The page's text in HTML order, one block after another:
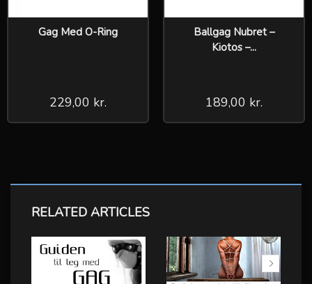
Gag Med O-Ring
229,00 kr.
Ballgag Nubret –
Kiotos –...
189,00 kr.
RELATED ARTICLES